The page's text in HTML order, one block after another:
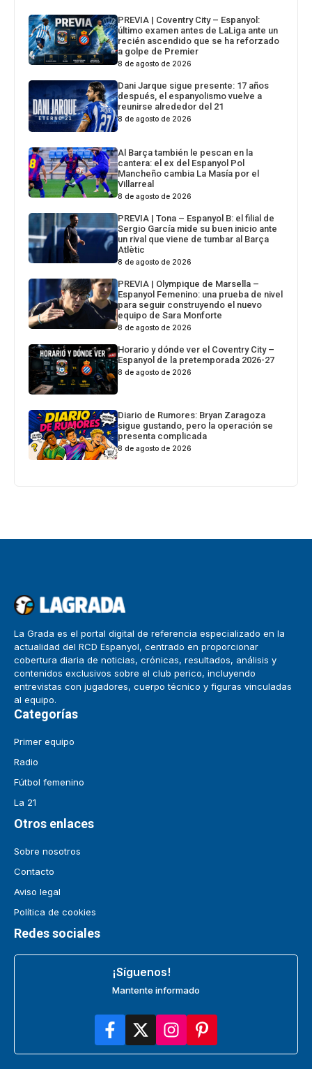
PREVIA | Coventry City – Espanyol:
último examen antes de LaLiga ante un
recién ascendido que se ha reforzado
a golpe de Premier
8 de agosto de 2026
Dani Jarque sigue presente: 17 años
después, el espanyolismo vuelve a
reunirse alrededor del 21
8 de agosto de 2026
Al Barça también le pescan en la
cantera: el ex del Espanyol Pol
Mancheño cambia La Masía por el
Villarreal
8 de agosto de 2026
PREVIA | Tona – Espanyol B: el filial de
Sergio García mide su buen inicio ante
un rival que viene de tumbar al Barça
Atlètic
8 de agosto de 2026
PREVIA | Olympique de Marsella –
Espanyol Femenino: una prueba de nivel
para seguir construyendo el nuevo
equipo de Sara Monforte
8 de agosto de 2026
Horario y dónde ver el Coventry City –
Espanyol de la pretemporada 2026-27
8 de agosto de 2026
Diario de Rumores: Bryan Zaragoza
sigue gustando, pero la operación se
presenta complicada
8 de agosto de 2026
La Grada es el portal digital de referencia especializado en la
actualidad del RCD Espanyol, centrado en proporcionar
cobertura diaria de noticias, crónicas, resultados, análisis y
contenidos exclusivos sobre el club perico, incluyendo
entrevistas con jugadores, cuerpo técnico y figuras vinculadas
al equipo.
Categorías
Primer equipo
Radio
Fútbol femenino
La 21
Otros enlaces
Sobre nosotros
Contacto
Aviso legal
Política de cookies
Redes sociales
¡Síguenos!
Mantente informado